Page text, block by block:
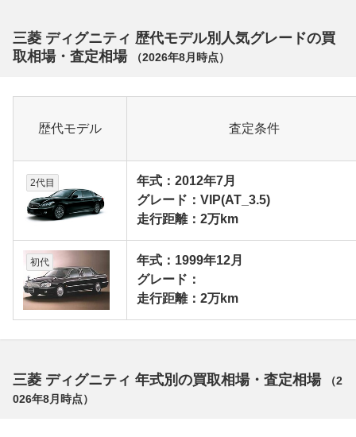
三菱 ディグニティ 歴代モデル別人気グレードの買
取相場・査定相場
（2026年8月 時点）
歴代モデル 査定条件
2代目
年式：2012年7月
グレード：VIP(AT_3.5)
走行距離：2万km
初代
年式：1999年12月
グレード：
走行距離：2万km
三菱 ディグニティ 年式別の買取相場・査定相場 （2
026年8月 時点）